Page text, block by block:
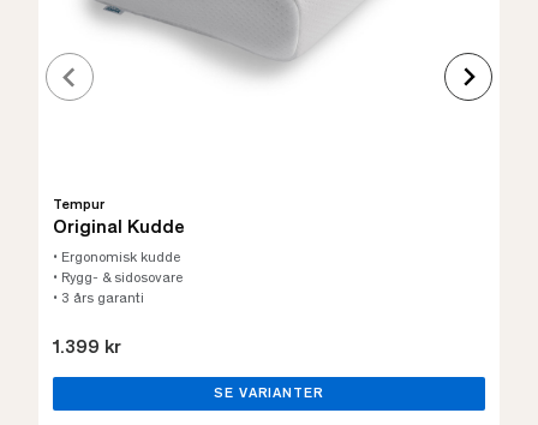
Tempur
Original Kudde
• Ergonomisk kudde
• Rygg- & sidosovare
• 3 års garanti
1.399 kr
SE VARIANTER